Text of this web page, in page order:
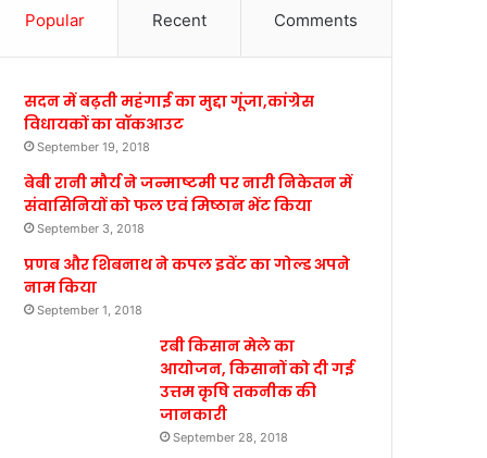
Popular Recent Comments
सदन में बढ़ती महंगाई का मुद्दा गूंजा,कांग्रेस
विधायकों का वॉकआउट
September 19, 2018
बेबी रानी मौर्य ने जन्माष्टमी पर नारी निकेतन में
संवासिनियों को फल एवं मिष्ठान भेंट किया
September 3, 2018
प्रणब और शिबनाथ ने कपल इवेंट का गोल्ड अपने
नाम किया
September 1, 2018
रबी किसान मेले का
आयोजन, किसानों को दी गई
उत्तम कृषि तकनीक की
जानकारी
September 28, 2018